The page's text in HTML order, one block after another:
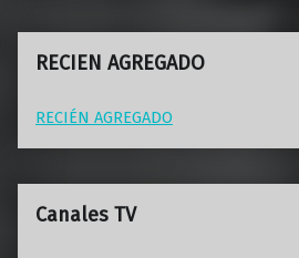
RECIEN AGREGADO
RECIÉN AGREGADO
Canales TV